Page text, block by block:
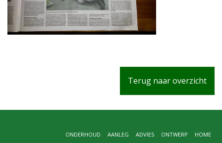
Terug naar overzicht
HOME
ONTWERP
ADVIES
AANLEG
ONDERHOUD